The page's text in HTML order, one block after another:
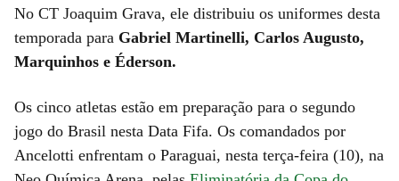
No CT Joaquim Grava, ele distribuiu os uniformes desta
temporada para Gabriel Martinelli, Carlos Augusto,
Marquinhos e Éderson.
Os cinco atletas estão em preparação para o segundo
jogo do Brasil nesta Data Fifa. Os comandados por
Ancelotti enfrentam o Paraguai, nesta terça-feira (10), na